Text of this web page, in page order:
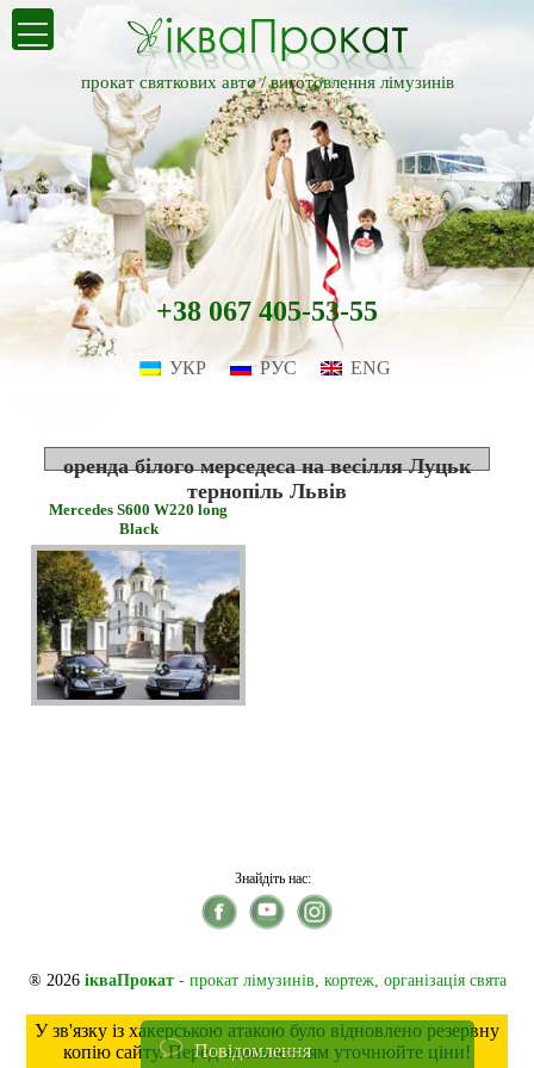
прокат святкових авто /виготовлення лімузинів
+38 067 405-53-55
УКР РУС ENG
оренда білого мерседеса на весілля Луцьк
тернопіль Львів
Mercedes S600 W220 long
Black
Знайдіть нас:
® 2026 ікваПрокат- прокат лімузинів, кортеж, організація свята
У зв'язку із хакерською атакою було відновлено резервну
копію сайту. Перед замовленням уточнюйте ціни!
Повідомлення